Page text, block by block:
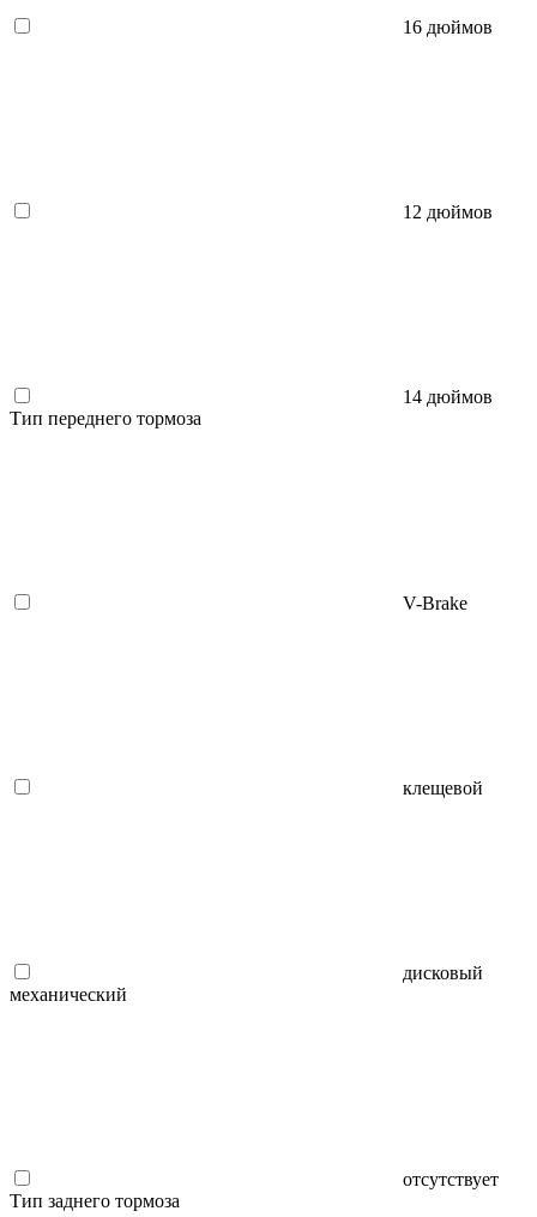
16 дюймов
12 дюймов
14 дюймов
Тип переднего тормоза
V-Brake
клещевой
дисковый
механический
отсутствует
Тип заднего тормоза